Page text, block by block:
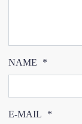
NAME *
E-MAIL *